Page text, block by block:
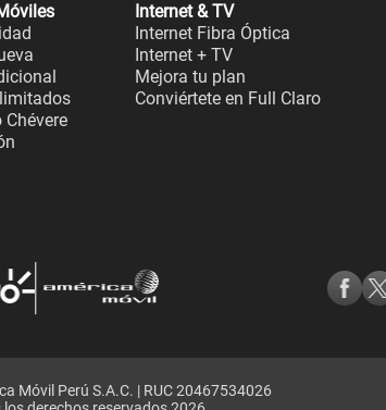
Chévere
Internet & TV
Internet Fibra Óptica
Internet + TV
Mejora tu plan
Conviértete en Full Claro
Móvil Perú S.A.C. | RUC 20467534026